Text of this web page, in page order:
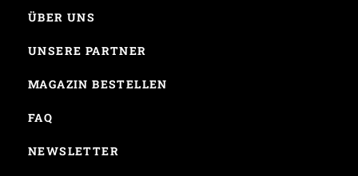
ÜBER UNS
UNSERE PARTNER
MAGAZIN BESTELLEN
FAQ
NEWSLETTER